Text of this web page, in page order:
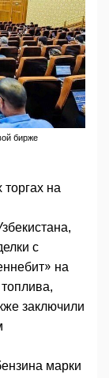
бирже
на
с
на
заключили
марки